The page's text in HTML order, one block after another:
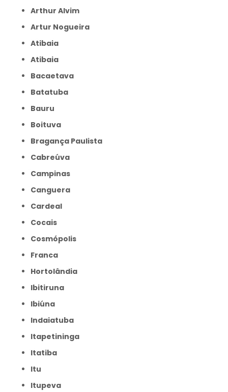
Arthur Alvim
Artur Nogueira
Atibaia
Atibaia
Bacaetava
Batatuba
Bauru
Boituva
Bragança Paulista
Cabreúva
Campinas
Canguera
Cardeal
Cocais
Cosmópolis
Franca
Hortolândia
Ibitiruna
Ibiúna
Indaiatuba
Itapetininga
Itatiba
Itu
Itupeva